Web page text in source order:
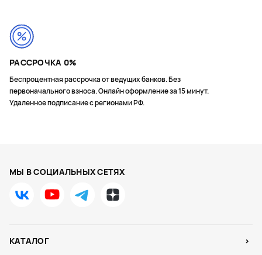
РАССРОЧКА 0%
Беспроцентная рассрочка от ведущих банков. Без
первоначального взноса. Онлайн оформление за 15 минут.
Удаленное подписание с регионами РФ.
МЫ В СОЦИАЛЬНЫХ СЕТЯХ
КАТАЛОГ